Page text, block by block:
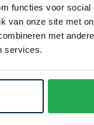
functies voor
van onze site met
met
services.
favorieten